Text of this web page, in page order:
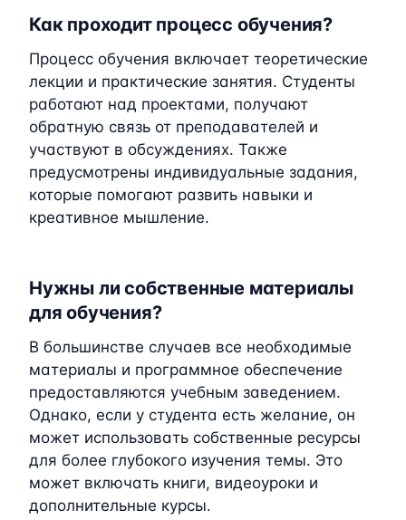
Как проходит процесс обучения?
Процесс обучения включает теоретические
лекции и практические занятия. Студенты
работают над проектами, получают
обратную связь от преподавателей и
участвуют в обсуждениях. Также
предусмотрены индивидуальные задания,
которые помогают развить навыки и
креативное мышление.
Нужны ли собственные материалы
для обучения?
В большинстве случаев все необходимые
материалы и программное обеспечение
предоставляются учебным заведением.
Однако, если у студента есть желание, он
может использовать собственные ресурсы
для более глубокого изучения темы. Это
может включать книги, видеоуроки и
дополнительные курсы.